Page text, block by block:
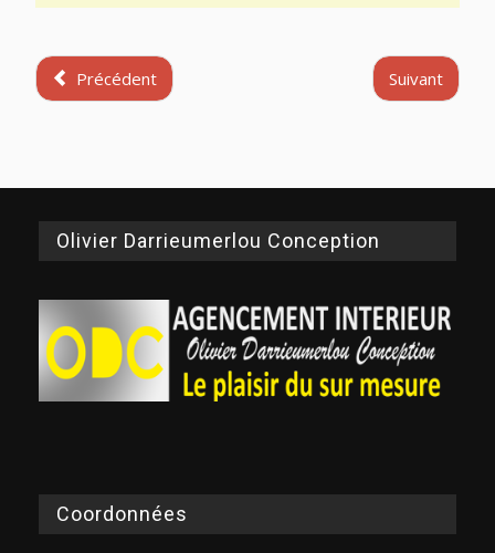
Précédent Suivant
Olivier Darrieumerlou Conception
Coordonnées